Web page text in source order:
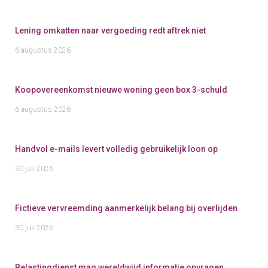
Lening omkatten naar vergoeding redt aftrek niet
6 augustus 2026
Koopovereenkomst nieuwe woning geen box 3-schuld
6 augustus 2026
Handvol e-mails levert volledig gebruikelijk loon op
30 juli 2026
Fictieve vervreemding aanmerkelijk belang bij overlijden
30 juli 2026